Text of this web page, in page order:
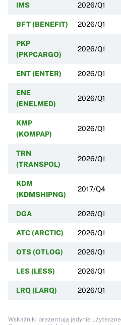
IMS 2026/Q1
BFT (BENEFIT) 2026/Q1
PKP
(PKPCARGO)
2026/Q1
ENT (ENTER) 2026/Q1
ENE
(ENELMED)
2026/Q1
KMP
(KOMPAP)
2026/Q1
TRN
(TRANSPOL)
2026/Q1
KDM
(KDMSHIPNG)
2017/Q4
DGA 2026/Q1
ATC (ARCTIC) 2026/Q1
OTS (OTLOG) 2026/Q1
LES (LESS) 2026/Q1
LRQ (LARQ) 2026/Q1
Wskaźniki prezentują jedynie